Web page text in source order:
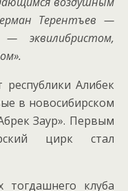
Терентъев —
эквилибристом,
Алибек
в новосибирском
Заур». Первым
цирк стал
клуба